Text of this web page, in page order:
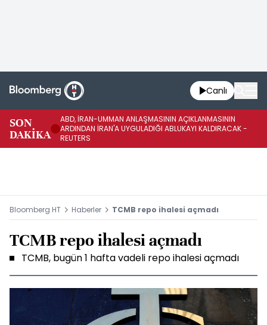
Canlı
SON
DAKİKA
ABD, İRAN-UMMAN ANLAŞMASININ AÇIKLANMASININ
ARDINDAN İRAN'A UYGULADIĞI ABLUKAYI KALDIRACAK -
REUTERS
Bloomberg HT Haberler TCMB repo ihalesi açmadı
TCMB repo ihalesi açmadı
TCMB, bugün 1 hafta vadeli repo ihalesi açmadı